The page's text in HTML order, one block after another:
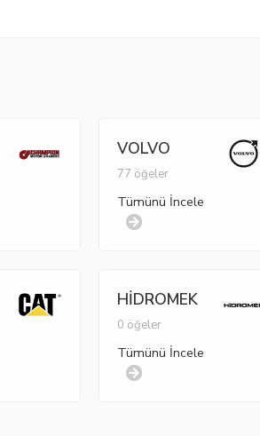
VOLVO
77 öğeler
Tümünü İncele
HİDROMEK
0 öğeler
Tümünü İncele